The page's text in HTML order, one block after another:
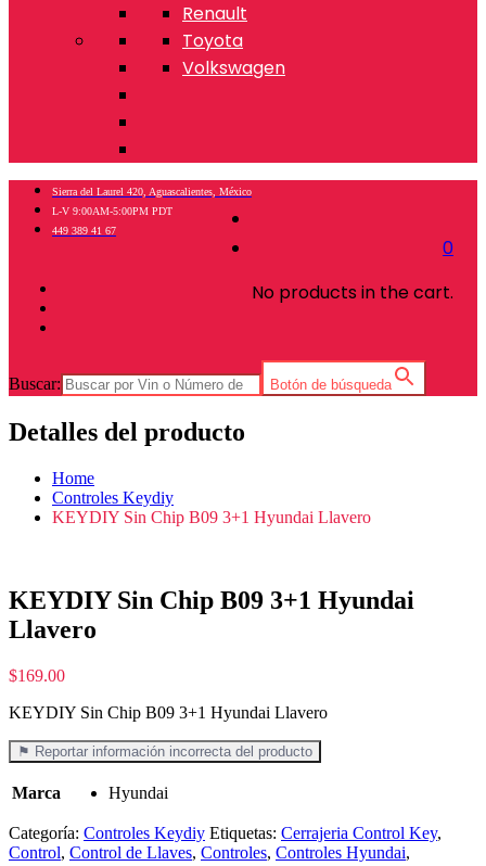
Renault
Toyota
Volkswagen
0
No products in the cart.
Sierra del Laurel 420, Aguascalientes, México
L-V 9:00AM-5:00PM PDT
449 389 41 67
Buscar: Botón de búsqueda
Detalles del producto
Home
Controles Keydiy
KEYDIY Sin Chip B09 3+1 Hyundai Llavero
KEYDIY Sin Chip B09 3+1 Hyundai
Llavero
$169.00
KEYDIY Sin Chip B09 3+1 Hyundai Llavero
⚑ Reportar información incorrecta del producto
Marca Hyundai
Categoría: Controles Keydiy Etiquetas: Cerrajeria Control Key,
Control, Control de Llaves, Controles, Controles Hyundai,